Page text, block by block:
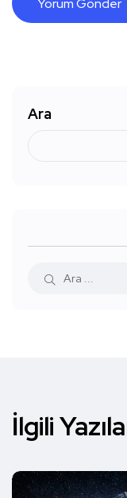
Ara
İlgili